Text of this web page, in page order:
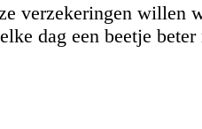
verzekeringen willen
dag een beetje beter